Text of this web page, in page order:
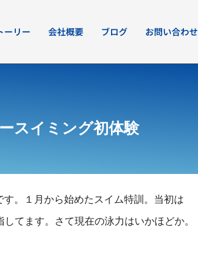
ーリー 会社概要 ブログ お問い合わせ
スイミング初体験
。１月から始めたスイム特訓。当初は
てます。さて現在の泳力はいかほどか。